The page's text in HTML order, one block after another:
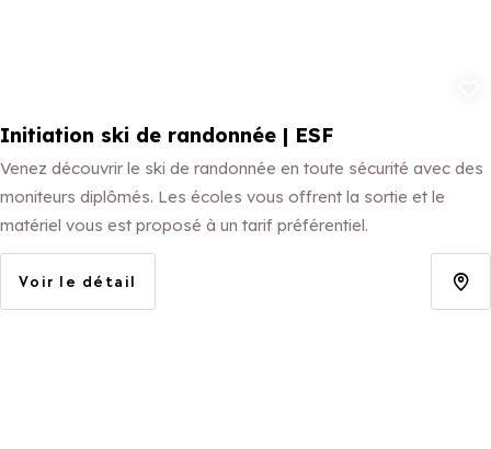
Initiation ski de randonnée | ESF
Venez découvrir le ski de randonnée en toute sécurité avec des
moniteurs diplômés. Les écoles vous offrent la sortie et le
matériel vous est proposé à un tarif préférentiel.
Voir le détail